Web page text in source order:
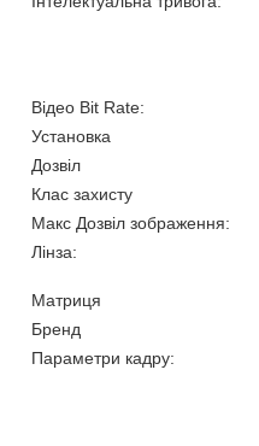
Відео Bit Rate:
Установка
Дозвіл
Клас захисту
Макс Дозвіл зображення:
Лінза:
Матриця
Бренд
Параметри кадру: